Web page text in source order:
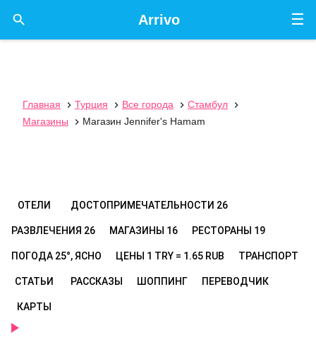
☰
Arrivo

Главная  Турция  Все города  Стамбул

Магазины
 Магазин Jennifer's Hamam
ОТЕЛИ ДОСТОПРИМЕЧАТЕЛЬНОСТИ 26
РАЗВЛЕЧЕНИЯ 26 МАГАЗИНЫ 16 РЕСТОРАНЫ 19
ПОГОДА 25°, ЯСНО ЦЕНЫ 1 TRY = 1.65 RUB ТРАНСПОРТ
СТАТЬИ РАССКАЗЫ ШОППИНГ ПЕРЕВОДЧИК
КАРТЫ
